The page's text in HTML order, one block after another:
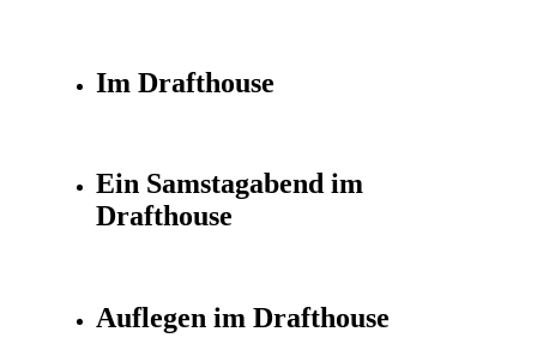
Im Drafthouse
Ein Samstagabend im
Drafthouse
Auflegen im Drafthouse